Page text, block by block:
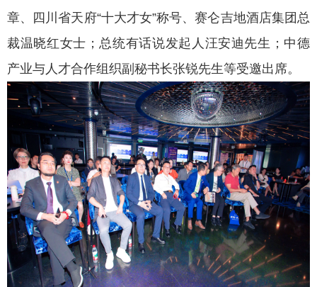
章、四川省天府“十大才女”称号、赛仑吉地酒店集团总
裁温晓红女士；总统有话说发起人汪安迪先生；中德
产业与人才合作组织副秘书长张锐先生等受邀出席。